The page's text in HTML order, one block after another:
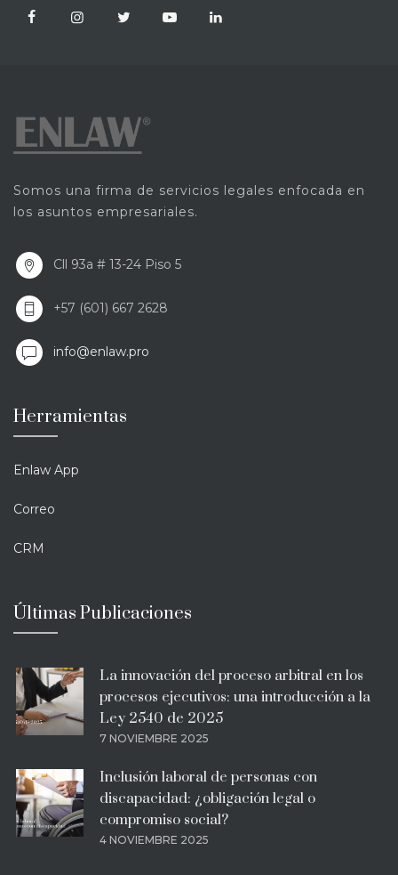
Somos una firma de servicios legales enfocada en
los asuntos empresariales.
Cll 93a # 13-24 Piso 5
+57 (601) 667 2628
info@enlaw.pro
Herramientas
Enlaw App
Correo
CRM
Últimas Publicaciones
La innovación del proceso arbitral en los
procesos ejecutivos: una introducción a la
Ley 2540 de 2025
7 NOVIEMBRE 2025
Inclusión laboral de personas con
discapacidad: ¿obligación legal o
compromiso social?
4 NOVIEMBRE 2025